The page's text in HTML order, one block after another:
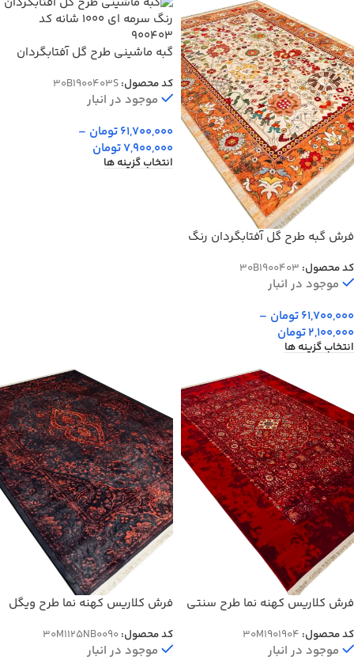
فرش گبه طرح گل آفتابگردان رنگ
کد محصول: 30B1900403
موجود در انبار
61,700,000تومان –
2,100,000تومان
انتخاب گزینه ها
گبه ماشینی طرح گل آفتابگردان
900403
کد محصول:30B1900403S
موجود در انبار
61,700,000تومان –
7,900,000تومان
انتخاب گزینه ها
فرش کلاریس کهنه نما طرح سنتی
کد محصول: 30M1901904
موجود در انبار
فرش کلاریس کهنه نما طرح ویگل
25NB0090
کد محصول:30M1125NB0090
موجود در انبار